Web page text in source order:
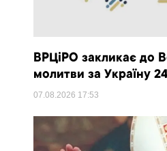
ВРЦіРО закликає до
молитви за Україну
07.08.2026 17:53